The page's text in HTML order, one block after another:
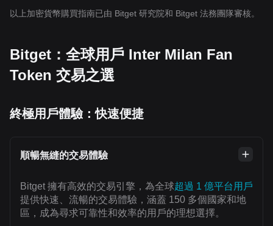
以上加密貨幣購買指南已由 Bitget 研究院和 Bitget 法務團隊審核。
Bitget：全球用戶 Inter Milan Fan
Token 交易之選
終極用戶體驗：快速便捷
順暢無縫的交易體驗
Bitget 擁有高效的交易引擎，為全球超過 1 億平台用戶
提供快速、流暢的交易體驗，涵蓋 150 多個國家和地
區，成為尋求可靠性和效率的用戶的理想選擇。